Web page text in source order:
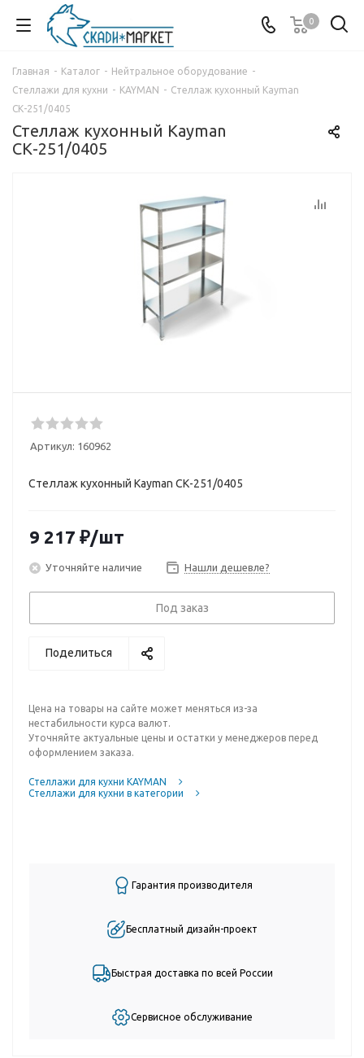
0
Главная - Каталог - Нейтральное оборудование -
Стеллажи для кухни - KAYMAN - Стеллаж кухонный Kayman
СК-251/0405
Стеллаж кухонный Kayman
СК-251/0405
Артикул: 160962
Стеллаж кухонный Kayman СК-251/0405
9 217 ₽/шт
Уточняйте наличие Нашли дешевле?
Под заказ
Поделиться
Цена на товары на сайте может меняться из-за
нестабильности курса валют.
Уточняйте актуальные цены и остатки у менеджеров перед
оформлением заказа.
Стеллажи для кухни KAYMAN
Стеллажи для кухни в категории
Гарантия производителя
Бесплатный дизайн-проект
Быстрая доставка по всей России
Сервисное обслуживание